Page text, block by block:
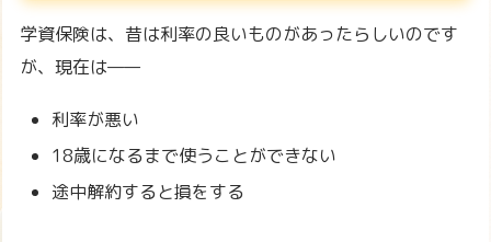
学資保険は、昔は利率の良いものがあったらしいのです
が、現在は——
利率が悪い
18歳になるまで使うことができない
途中解約すると損をする